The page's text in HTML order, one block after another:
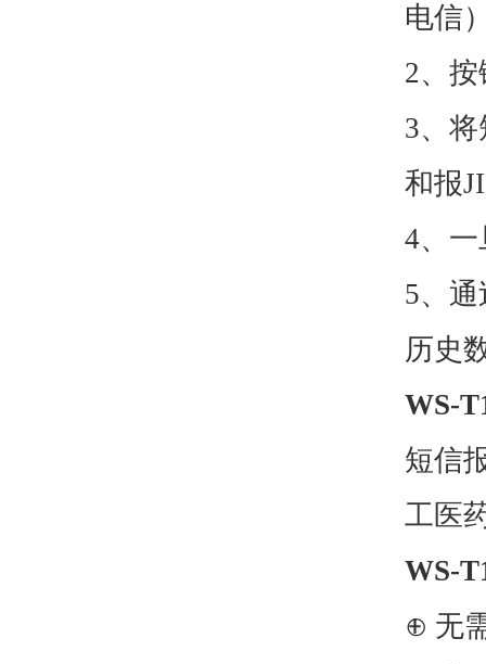
电信
2、
3、
和报
4、
5、
历史
WS-
短信
工医
WS-
⊕ 无